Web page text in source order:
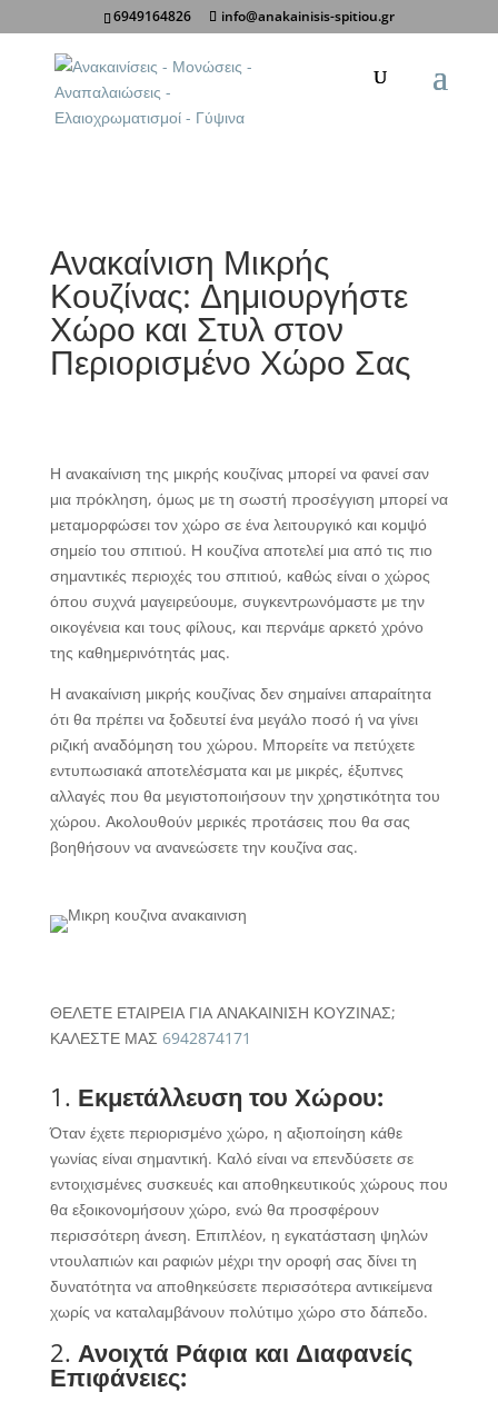
6949164826 info@anakainisis-spitiou.gr
Κοινοποίηση σε:
Ανακαίνιση Μικρής
Κουζίνας: Δημιουργήστε
Χώρο και Στυλ στον
Περιορισμένο Χώρο Σας
Η ανακαίνιση της μικρής κουζίνας μπορεί να φανεί σαν
μια πρόκληση, όμως με τη σωστή προσέγγιση μπορεί να
μεταμορφώσει τον χώρο σε ένα λειτουργικό και κομψό
σημείο του σπιτιού. Η κουζίνα αποτελεί μια από τις πιο
σημαντικές περιοχές του σπιτιού, καθώς είναι ο χώρος
όπου συχνά μαγειρεύουμε, συγκεντρωνόμαστε με την
οικογένεια και τους φίλους, και περνάμε αρκετό χρόνο
της καθημερινότητάς μας.
Η ανακαίνιση μικρής κουζίνας δεν σημαίνει απαραίτητα
ότι θα πρέπει να ξοδευτεί ένα μεγάλο ποσό ή να γίνει
ριζική αναδόμηση του χώρου. Μπορείτε να πετύχετε
εντυπωσιακά αποτελέσματα και με μικρές, έξυπνες
αλλαγές που θα μεγιστοποιήσουν την χρηστικότητα του
χώρου. Ακολουθούν μερικές προτάσεις που θα σας
βοηθήσουν να ανανεώσετε την κουζίνα σας.
ΘΕΛΕΤΕ ΕΤΑΙΡΕΙΑ ΓΙΑ ΑΝΑΚΑΙΝΙΣΗ ΚΟΥΖΙΝΑΣ;
ΚΑΛΕΣΤΕ ΜΑΣ 6942874171
1. Εκμετάλλευση του Χώρου:
Όταν έχετε περιορισμένο χώρο, η αξιοποίηση κάθε
γωνίας είναι σημαντική. Καλό είναι να επενδύσετε σε
εντοιχισμένες συσκευές και αποθηκευτικούς χώρους που
θα εξοικονομήσουν χώρο, ενώ θα προσφέρουν
περισσότερη άνεση. Επιπλέον, η εγκατάσταση ψηλών
ντουλαπιών και ραφιών μέχρι την οροφή σας δίνει τη
δυνατότητα να αποθηκεύσετε περισσότερα αντικείμενα
χωρίς να καταλαμβάνουν πολύτιμο χώρο στο δάπεδο.
2. Ανοιχτά Ράφια και Διαφανείς
Επιφάνειες: